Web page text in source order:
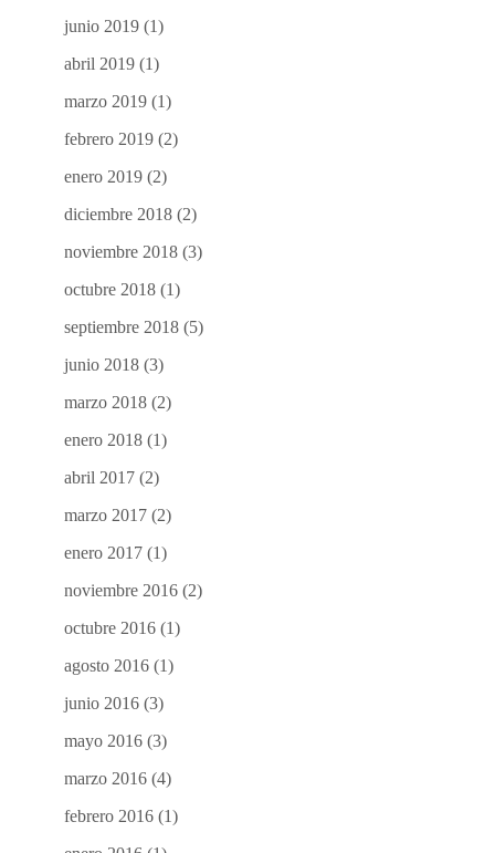
junio 2019 (1)
abril 2019 (1)
marzo 2019 (1)
febrero 2019 (2)
enero 2019 (2)
diciembre 2018 (2)
noviembre 2018 (3)
octubre 2018 (1)
septiembre 2018 (5)
junio 2018 (3)
marzo 2018 (2)
enero 2018 (1)
abril 2017 (2)
marzo 2017 (2)
enero 2017 (1)
noviembre 2016 (2)
octubre 2016 (1)
agosto 2016 (1)
junio 2016 (3)
mayo 2016 (3)
marzo 2016 (4)
febrero 2016 (1)